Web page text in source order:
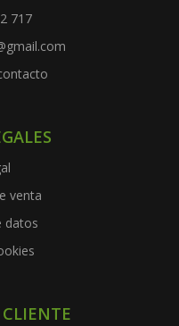
717
venta
datos